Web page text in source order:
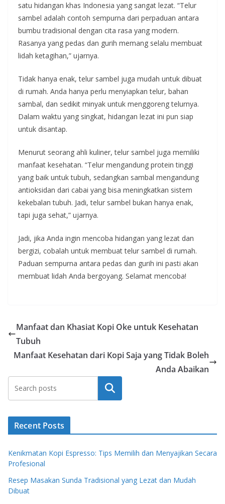
satu hidangan khas Indonesia yang sangat lezat. “Telur
sambel adalah contoh sempurna dari perpaduan antara
bumbu tradisional dengan cita rasa yang modern.
Rasanya yang pedas dan gurih memang selalu membuat
lidah ketagihan,” ujarnya.
Tidak hanya enak, telur sambel juga mudah untuk dibuat
di rumah. Anda hanya perlu menyiapkan telur, bahan
sambal, dan sedikit minyak untuk menggoreng telurnya.
Dalam waktu yang singkat, hidangan lezat ini pun siap
untuk disantap.
Menurut seorang ahli kuliner, telur sambel juga memiliki
manfaat kesehatan. “Telur mengandung protein tinggi
yang baik untuk tubuh, sedangkan sambal mengandung
antioksidan dari cabai yang bisa meningkatkan sistem
kekebalan tubuh. Jadi, telur sambel bukan hanya enak,
tapi juga sehat,” ujarnya.
Jadi, jika Anda ingin mencoba hidangan yang lezat dan
bergizi, cobalah untuk membuat telur sambel di rumah.
Paduan sempurna antara pedas dan gurih ini pasti akan
membuat lidah Anda bergoyang. Selamat mencoba!
Manfaat dan Khasiat Kopi Oke untuk Kesehatan
Tubuh
Manfaat Kesehatan dari Kopi Saja yang Tidak Boleh
Anda Abaikan
Search
Recent Posts
Kenikmatan Kopi Espresso: Tips Memilih dan Menyajikan Secara
Profesional
Resep Masakan Sunda Tradisional yang Lezat dan Mudah
Dibuat